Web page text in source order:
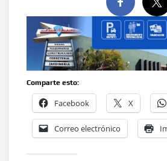
Comparte esto:
Facebook X
Correo electrónico